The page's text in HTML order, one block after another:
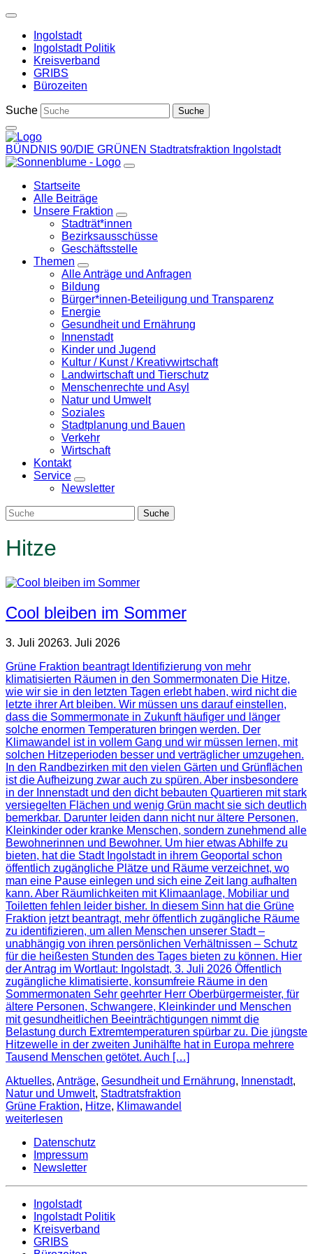
Weiter
Inhalt
Ingolstadt
Ingolstadt Politik
Kreisverband
GRIBS
Bürozeiten
Suche
BÜNDNIS 90/DIE GRÜNEN Stadtratsfraktion Ingolstadt
Startseite
Alle Beiträge
Unsere Fraktion
Zeige
Untermenü
Stadträt*innen
Bezirksausschüsse
Geschäftsstelle
Themen
Zeige
Untermenü
Alle Anträge und Anfragen
Bildung
Bürger*innen-Beteiligung und Transparenz
Energie
Gesundheit und Ernährung
Innenstadt
Kinder und Jugend
Kultur / Kunst / Kreativwirtschaft
Landwirtschaft und Tierschutz
Menschenrechte und Asyl
Natur und Umwelt
Soziales
Stadtplanung und Bauen
Verkehr
Wirtschaft
Kontakt
Service
Zeige
Untermenü
Newsletter
Hitze
Cool bleiben im Sommer
3. Juli 20263. Juli 2026
Grüne Fraktion beantragt Identifizierung von mehr
klimatisierten Räumen in den Sommermonaten Die Hitze,
wie wir sie in den letzten Tagen erlebt haben, wird nicht die
letzte ihrer Art bleiben. Wir müssen uns darauf einstellen,
dass die Sommermonate in Zukunft häufiger und länger
solche enormen Temperaturen bringen werden. Der
Klimawandel ist in vollem Gang und wir müssen lernen, mit
solchen Hitzeperioden besser und verträglicher umzugehen.
In den Randbezirken mit den vielen Gärten und Grünflächen
ist die Aufheizung zwar auch zu spüren. Aber insbesondere
in der Innenstadt und den dicht bebauten Quartieren mit stark
versiegelten Flächen und wenig Grün macht sie sich deutlich
bemerkbar. Darunter leiden dann nicht nur ältere Personen,
Kleinkinder oder kranke Menschen, sondern zunehmend alle
Bewohnerinnen und Bewohner. Um hier etwas Abhilfe zu
bieten, hat die Stadt Ingolstadt in ihrem Geoportal schon
öffentlich zugängliche Plätze und Räume verzeichnet, wo
man eine Pause einlegen und sich eine Zeit lang aufhalten
kann. Aber Räumlichkeiten mit Klimaanlage, Mobiliar und
Toiletten fehlen leider bisher. In diesem Sinn hat die Grüne
Fraktion jetzt beantragt, mehr öffentlich zugängliche Räume
zu identifizieren, um allen Menschen unserer Stadt –
unabhängig von ihren persönlichen Verhältnissen – Schutz
für die heißesten Stunden des Tages bieten zu können. Hier
der Antrag im Wortlaut: Ingolstadt, 3. Juli 2026 Öffentlich
zugängliche klimatisierte, konsumfreie Räume in den
Sommermonaten Sehr geehrter Herr Oberbürgermeister, für
ältere Personen, Schwangere, Kleinkinder und Menschen
mit gesundheitlichen Beeinträchtigungen nimmt die
Belastung durch Extremtemperaturen spürbar zu. Die jüngste
Hitzewelle in der zweiten Junihälfte hat in Europa mehrere
Tausend Menschen getötet. Auch […]
Aktuelles, Anträge, Gesundheit und Ernährung, Innenstadt,
Natur und Umwelt, Stadtratsfraktion
Grüne Fraktion, Hitze, Klimawandel
weiterlesen
Datenschutz
Impressum
Newsletter
Ingolstadt
Ingolstadt Politik
Kreisverband
GRIBS